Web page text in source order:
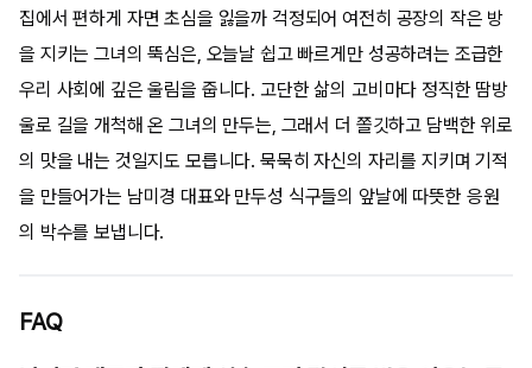
집에서 편하게 자면 초심을 잃을까 걱정되어 여전히 공장의 작은 방
을 지키는 그녀의 뚝심은, 오늘날 쉽고 빠르게만 성공하려는 조급한
우리 사회에 깊은 울림을 줍니다. 고단한 삶의 고비마다 정직한 땀방
울로 길을 개척해 온 그녀의 만두는, 그래서 더 쫄깃하고 담백한 위로
의 맛을 내는 것일지도 모릅니다. 묵묵히 자신의 자리를 지키며 기적
을 만들어가는 남미경 대표와 만두성 식구들의 앞날에 따뜻한 응원
의 박수를 보냅니다.
FAQ